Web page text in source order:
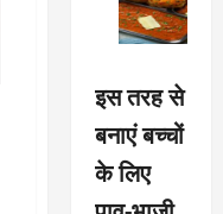
इस तरह से
बनाएं बच्चों
के लिए